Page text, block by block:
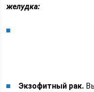
желудка:
Экзофитный рак.